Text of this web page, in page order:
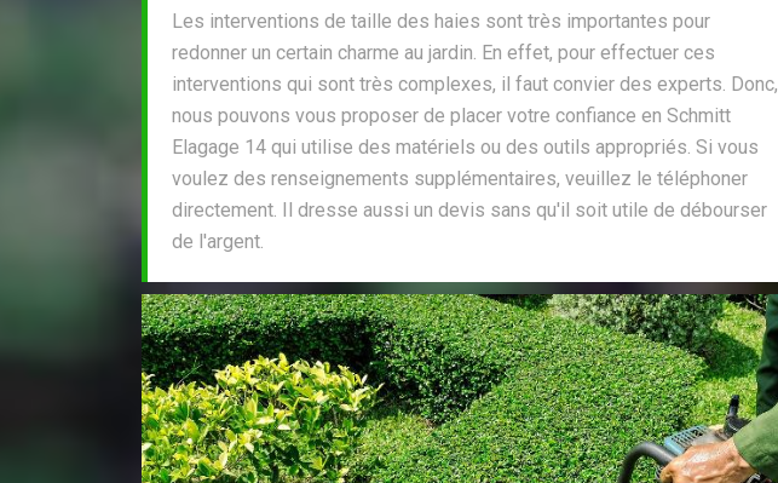
Les interventions de taille des haies sont très importantes pour
redonner un certain charme au jardin. En effet, pour effectuer ces
interventions qui sont très complexes, il faut convier des experts. Donc,
nous pouvons vous proposer de placer votre confiance en Schmitt
Elagage 14 qui utilise des matériels ou des outils appropriés. Si vous
voulez des renseignements supplémentaires, veuillez le téléphoner
directement. Il dresse aussi un devis sans qu'il soit utile de débourser
de l'argent.